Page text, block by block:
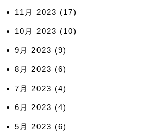
11月 2023 (17)
10月 2023 (10)
9月 2023 (9)
8月 2023 (6)
7月 2023 (4)
6月 2023 (4)
5月 2023 (6)